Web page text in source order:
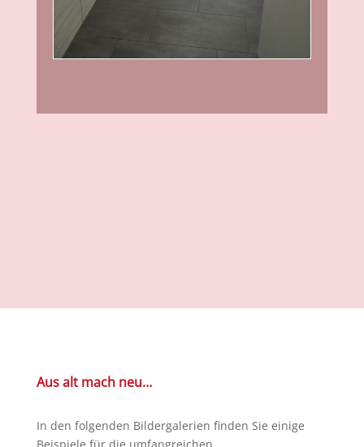
Aus alt mach neu…
In den folgenden Bildergalerien finden Sie einige